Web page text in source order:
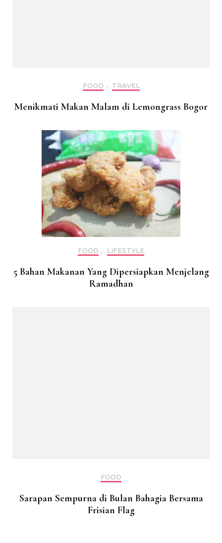
FOOD , TRAVEL
Menikmati Makan Malam di Lemongrass Bogor
FOOD , LIFESTYLE
5 Bahan Makanan Yang Dipersiapkan Menjelang
Ramadhan
FOOD
Sarapan Sempurna di Bulan Bahagia Bersama
Frisian Flag